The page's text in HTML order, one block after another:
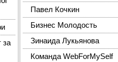
за
Павел Кочкин
Бизнес Молодость
Зинаида Лукьянова
Команда WebForMySelf